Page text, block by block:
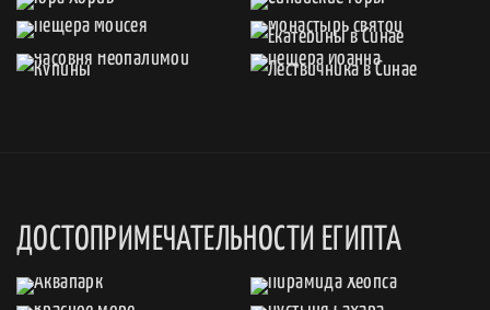
ДОСТОПРИМЕЧАТЕЛЬНОСТИ ЕГИПТА